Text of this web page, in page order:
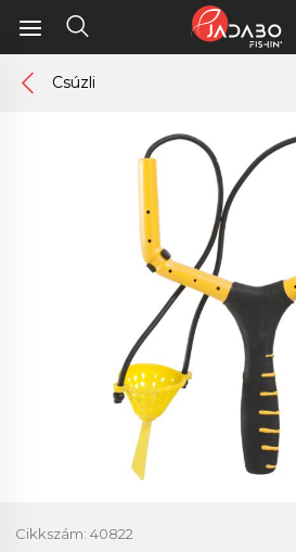
Csúzli
Cikkszám: 40822